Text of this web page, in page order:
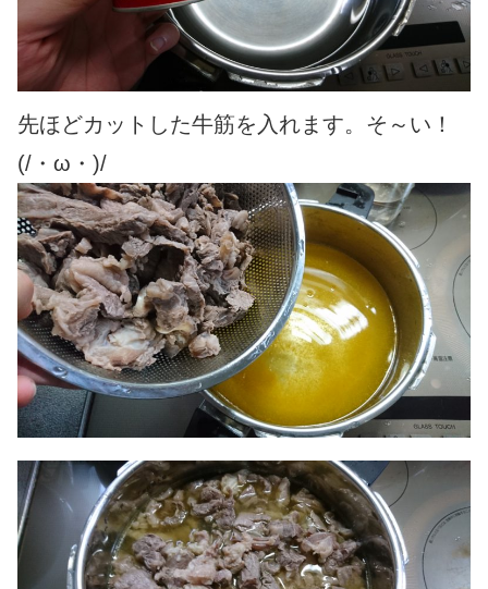
先ほどカットした牛筋を入れます。そ～い！
(/・ω・)/